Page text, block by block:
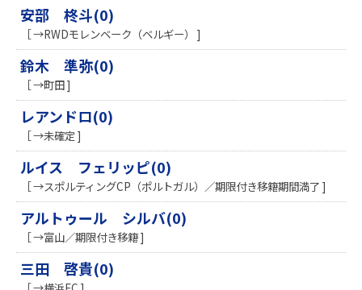
安部 柊斗(0)
［ →RWDモレンベーク（ベルギー） ]
鈴木 準弥(0)
［ →町田 ]
レアンドロ(0)
［ →未確定 ]
ルイス フェリッピ(0)
［ →スポルティングCP（ポルトガル）／期限付き移籍期間満了 ]
アルトゥール シルバ(0)
［ →富山／期限付き移籍 ]
三田 啓貴(0)